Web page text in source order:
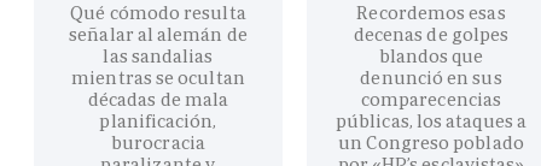
Qué cómodo resulta
señalar al alemán de
las sandalias
mientras se ocultan
décadas de mala
planificación,
burocracia
Recordemos esas
decenas de golpes
blandos que
denunció en sus
comparecencias
públicas, los ataques a
un Congreso poblado